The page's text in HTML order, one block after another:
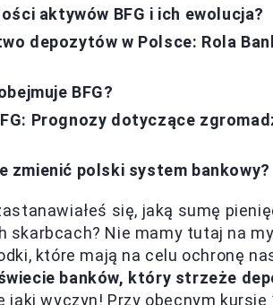
aktywów BFG i ich ewolucja?
depozytów w Polsce: Rola
BFG?
Prognozy dotyczące
zmienić polski system bankowy?
się, jaką sumę
skarbcach? Nie mamy tutaj na
które mają na celu ochronę
banków, który strzeże
jaki wyczyn! Przy obecnym kursie